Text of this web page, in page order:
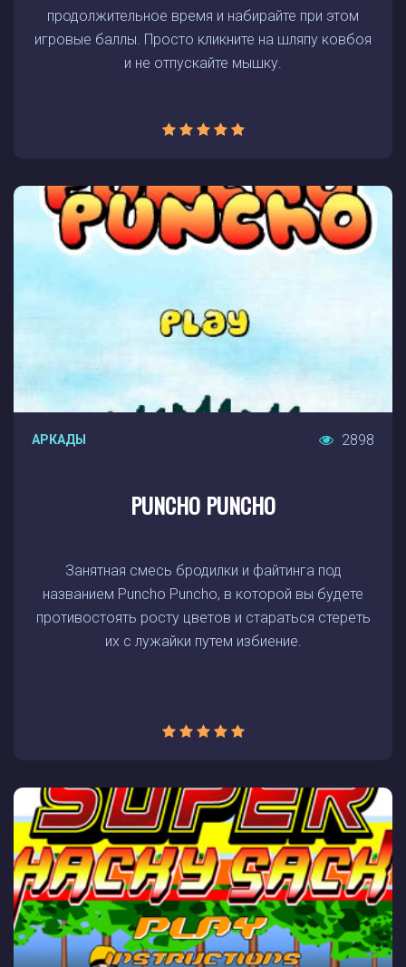
продолжительное время и набирайте при этом
игровые баллы. Просто кликните на шляпу ковбоя
и не отпускайте мышку.
АРКАДЫ 2898
PUNCHO PUNCHO
Занятная смесь бродилки и файтинга под
названием Puncho Puncho, в которой вы будете
противостоять росту цветов и стараться стереть
их с лужайки путем избиение.